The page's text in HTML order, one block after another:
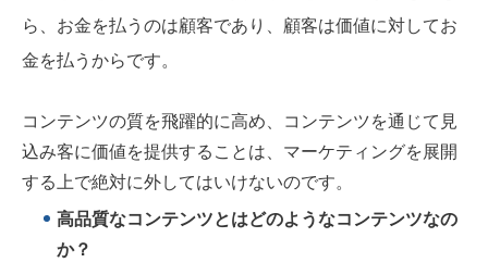
ら、お金を払うのは顧客であり、顧客は価値に対してお
金を払うからです。
コンテンツの質を飛躍的に高め、コンテンツを通じて見
込み客に価値を提供することは、マーケティングを展開
する上で絶対に外してはいけないのです。
高品質なコンテンツとはどのようなコンテンツなの
か？